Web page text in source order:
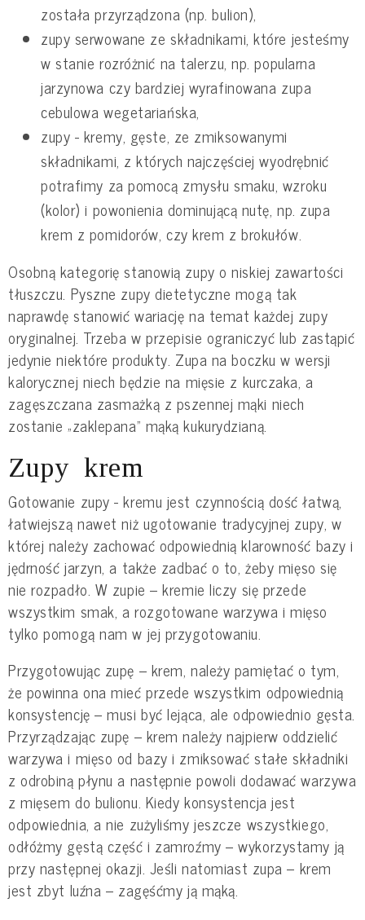
została przyrządzona (np. bulion),
zupy serwowane ze składnikami, które jesteśmy
w stanie rozróżnić na talerzu, np. popularna
jarzynowa czy bardziej wyrafinowana zupa
cebulowa wegetariańska,
zupy - kremy, gęste, ze zmiksowanymi
składnikami, z których najczęściej wyodrębnić
potrafimy za pomocą zmysłu smaku, wzroku
(kolor) i powonienia dominującą nutę, np. zupa
krem z pomidorów, czy krem z brokułów.
Osobną kategorię stanowią zupy o niskiej zawartości
tłuszczu. Pyszne zupy dietetyczne mogą tak
naprawdę stanowić wariację na temat każdej zupy
oryginalnej. Trzeba w przepisie ograniczyć lub zastąpić
jedynie niektóre produkty. Zupa na boczku w wersji
kalorycznej niech będzie na mięsie z kurczaka, a
zagęszczana zasmażką z pszennej mąki niech
zostanie „zaklepana” mąką kukurydzianą.
Zupy krem
Gotowanie zupy - kremu jest czynnością dość łatwą,
łatwiejszą nawet niż ugotowanie tradycyjnej zupy, w
której należy zachować odpowiednią klarowność bazy i
jędrność jarzyn, a także zadbać o to, żeby mięso się
nie rozpadło. W zupie – kremie liczy się przede
wszystkim smak, a rozgotowane warzywa i mięso
tylko pomogą nam w jej przygotowaniu.
Przygotowując zupę – krem, należy pamiętać o tym,
że powinna ona mieć przede wszystkim odpowiednią
konsystencję – musi być lejąca, ale odpowiednio gęsta.
Przyrządzając zupę – krem należy najpierw oddzielić
warzywa i mięso od bazy i zmiksować stałe składniki
z odrobiną płynu a następnie powoli dodawać warzywa
z mięsem do bulionu. Kiedy konsystencja jest
odpowiednia, a nie zużyliśmy jeszcze wszystkiego,
odłóżmy gęstą część i zamroźmy – wykorzystamy ją
przy następnej okazji. Jeśli natomiast zupa – krem
jest zbyt luźna – zagęśćmy ją mąką.